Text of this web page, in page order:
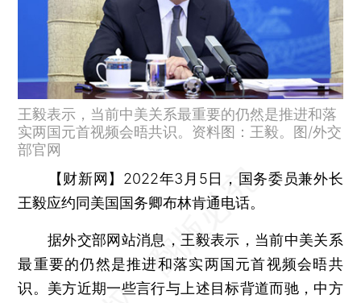
王毅表示，当前中美关系最重要的仍然是推进和落
实两国元首视频会晤共识。资料图：王毅。图/外交
部官网
【财新网】 2022年3月5日，国务委员兼外长
王毅应约同美国国务卿布林肯通电话。
据外交部网站消息，王毅表示，当前中美关系
最重要的仍然是推进和落实两国元首视频会晤共
识。美方近期一些言行与上述目标背道而驰，中方